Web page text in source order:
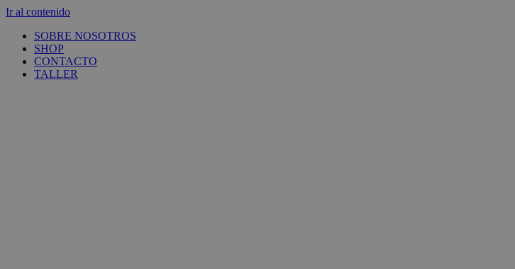
Ir al contenido
SOBRE NOSOTROS
SHOP
CONTACTO
TALLER